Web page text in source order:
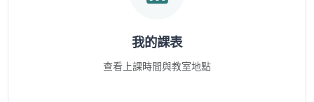
我的課表
查看上課時間與教室地點